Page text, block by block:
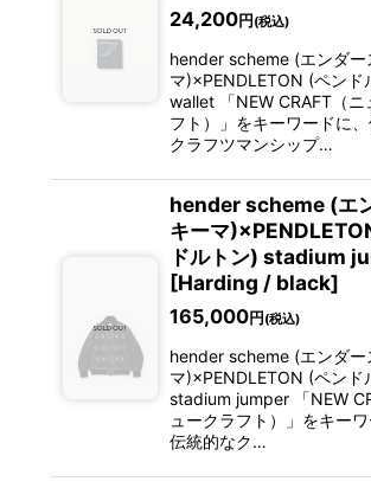
24,200円 (税込)
hender scheme (エンダー
マ)×PENDLETON (ペンド
wallet 「NEW CRAFT（ニ
フト）」をキーワードに
クラフツマンシップ…
hender scheme (エ
キーマ
ドルトン) stadium
[Harding / black]
165,000円 (税込)
hender scheme (エンダー
マ)×PENDLETON (ペンド
stadium jumper 「NEW
ュークラフト）」をキーワ
伝統的なク…